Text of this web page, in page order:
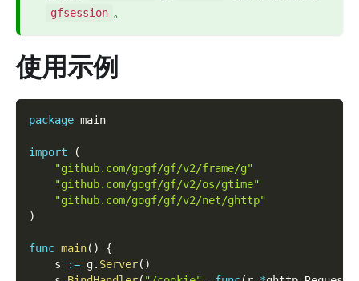
gfsession 。
使用示例
package main
import
(
"github.com/gogf/gf/v2/frame/g"
"github.com/gogf/gf/v2/os/gtime"
"github.com/gogf/gf/v2/net/ghttp"
)
func main( )
{
    s
:= g. Server( )